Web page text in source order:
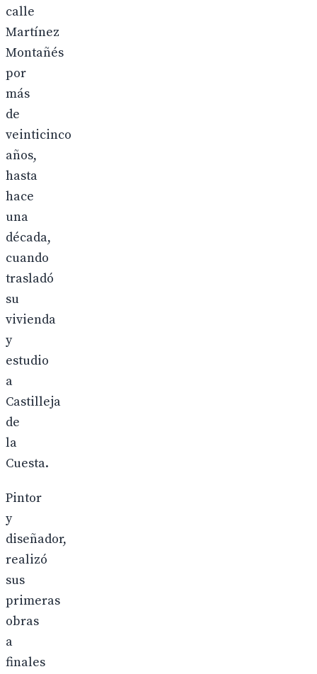
calle
Martínez
Montañés
por
más
de
veinticinco
años,
hasta
hace
una
década,
cuando
trasladó
su
vivienda
y
estudio
a
Castilleja
de
la
Cuesta.
Pintor
y
diseñador,
realizó
sus
primeras
obras
a
finales